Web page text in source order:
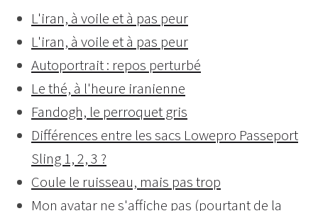
L'iran, à voile et à pas peur
L'iran, à voile et à pas peur
Autoportrait : repos perturbé
Le thé, à l'heure iranienne
Fandogh, le perroquet gris
Différences entre les sacs Lowepro Passeport
Sling 1, 2, 3 ?
Coule le ruisseau, mais pas trop
Mon avatar ne s'affiche pas (pourtant de la